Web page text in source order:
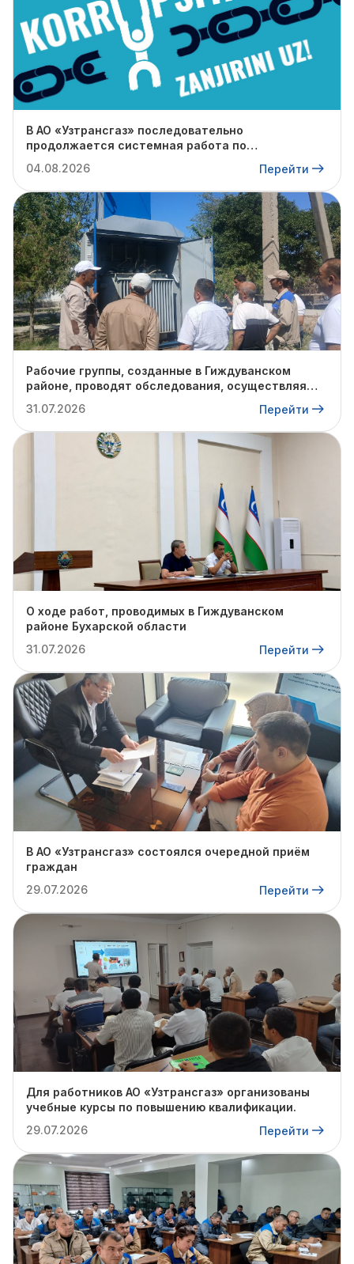
В АО «Узтрансгаз» последовательно
продолжается системная работа по
04.08.2026 Перейти
Рабочие группы, созданные в Гиждуванском
районе, проводят обследования, осуществляя
порядке.
31.07.2026 Перейти
О ходе работ, проводимых в Гиждуванском
районе Бухарской области
31.07.2026
Перейти
В АО «Узтрансгаз» состоялся очередной приём
граждан
29.07.2026
Перейти
Для работников АО «Узтрансгаз» организованы
учебные курсы по повышению квалификации.
29.07.2026
Перейти